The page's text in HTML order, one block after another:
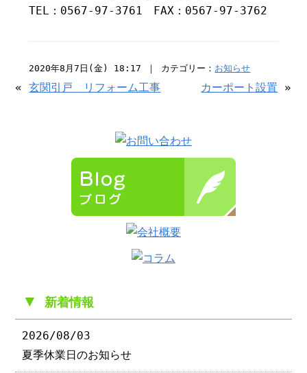
TEL：0567-97-3761 FAX：0567-97-3762
2020年8月7日(金) 18:17 ｜ カテゴリー： お知らせ
«玄関引戸 リフォーム工事 カーポート設置 »
▼ 新着情報
2026/08/03
夏季休業日のお知らせ